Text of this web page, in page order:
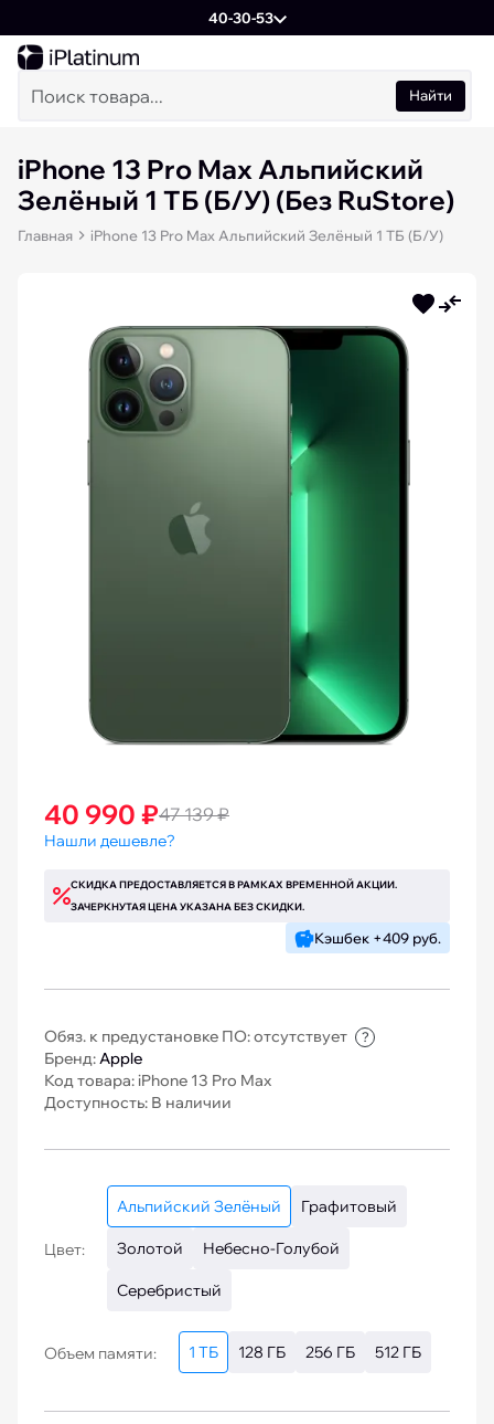
40-30-53
Найти
iPhone 13 Pro Max Альпийский
Зелёный 1 ТБ (Б/У) (Без RuStore)
Главная iPhone 13 Pro Max Альпийский Зелёный 1 ТБ (Б/У)
40 990 ₽47 139 ₽
Нашли дешевле?
СКИДКА ПРЕДОСТАВЛЯЕТСЯ В РАМКАХ ВРЕМЕННОЙ АКЦИИ.
ЗАЧЕРКНУТАЯ ЦЕНА УКАЗАНА БЕЗ СКИДКИ.
Кэшбек +409 руб.
Обяз. к предустановке ПО: отсутствует ?
Бренд:Apple
Код товара: iPhone 13 Pro Max
Доступность: В наличии
Цвет:
Альпийский Зелёный Графитовый
Золотой Небесно-Голубой
Серебристый
Объем памяти: 1 ТБ 128 ГБ 256 ГБ 512 ГБ